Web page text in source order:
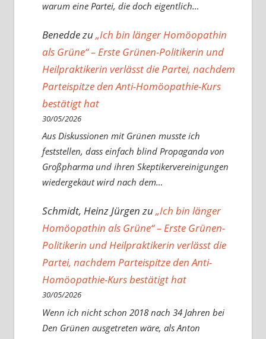
warum eine Partei, die doch eigentlich…
Beneddezu„Ich bin länger Homöopathin
als Grüne“ – Erste Grünen-Politikerin und
Heilpraktikerin verlässt die Partei, nachdem
Parteispitze den Anti-Homöopathie-Kurs
bestätigt hat
30/05/2026
Aus Diskussionen mit Grünen musste ich
feststellen, dass einfach blind Propaganda von
Großpharma und ihren Skeptikervereinigungen
wiedergekäut wird nach dem…
Schmidt, Heinz Jürgenzu„Ich bin länger
Homöopathin als Grüne“ – Erste Grünen-
Politikerin und Heilpraktikerin verlässt die
Partei, nachdem Parteispitze den Anti-
Homöopathie-Kurs bestätigt hat
30/05/2026
Wenn ich nicht schon 2018 nach 34 Jahren bei
Den Grünen ausgetreten wäre, als Anton